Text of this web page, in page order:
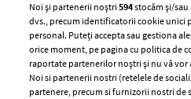
ELLE te invita la teatru! Iata
spectacolele organizate de
+ MAI MULTE
Noi și partenerii noștri594stocăm și/
dvs., precum identificatorii cookie unici
personal. Puteți accepta sau gestiona
orice moment, pe pagina cu politica de
raportate partenerilor noștri și nu vă vor
Noi si partenerii nostri (retelele de
partenere, precum si furnizorii nostri de